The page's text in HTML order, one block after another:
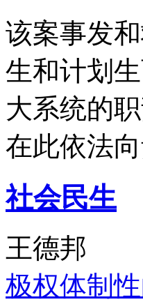
该案事发
生和计划
大系统的
在此依法
社会民生
王德邦
极权体制